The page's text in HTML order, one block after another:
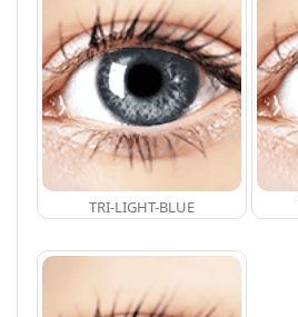
TRI-LIGHT-BLUE